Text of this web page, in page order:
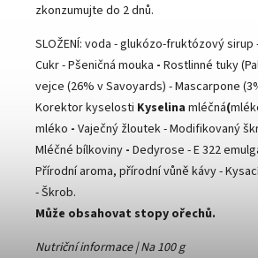
zkonzumujte do 2 dnů.
SLOŽENÍ: voda - glukózo-fruktózový
Cukr - Pšeničná mouka - Rostlinné tuky
vejce (26% v Savoyards) - Mascarpone
Korektor kyselosti Kyselina mléčná(
mléko - Vaječný žloutek - Modifikovaný
Mléčné bílkoviny - Dedyrose - E 322
Přírodní aroma, přírodní vůně kávy -
- Škrob.
Může obsahovat stopy ořechů.
Nutriční informace | Na 100 g